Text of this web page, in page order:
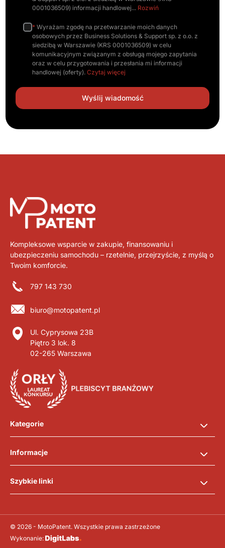
0001036509) informacji handlowej
Rozwiń
* Wyrażam zgodę na przetwarzanie moich danych
osobowych przez Business Solutions & Support sp. z o.o. z
siedzibą w Warszawie (KRS 0001036509) w celu
komunikacyjnym związanym z obsługą mojego zapytania
oraz w celu przygotowania i przesłania mi informacji
handlowej (oferty).Czytaj więcej
Kompleksowe wsparcie w zakupie, finansowaniu i
ubezpieczeniu samochodu – rzetelnie, przejrzyście, z myślą o
Twoim komforcie.
797 143 730
biuro@motopatent.pl
Ul. Cyprysowa 23B
Piętro 3 lok. 8
02-265 Warszawa
Kategorie
Informacje
Szybkie linki
© 2026 - MotoPatent. Wszystkie prawa zastrzeżone
Wykonanie: